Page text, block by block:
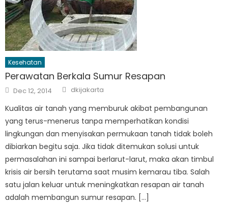
Kesehatan
Perawatan Berkala Sumur Resapan
Posted
on
Dec 12, 2014 Author
dkijakarta
Kualitas air tanah yang memburuk akibat pembangunan
yang terus-menerus tanpa memperhatikan kondisi
lingkungan dan menyisakan permukaan tanah tidak boleh
dibiarkan begitu saja. Jika tidak ditemukan solusi untuk
permasalahan ini sampai berlarut-larut, maka akan timbul
krisis air bersih terutama saat musim kemarau tiba. Salah
satu jalan keluar untuk meningkatkan resapan air tanah
adalah membangun sumur resapan. […]